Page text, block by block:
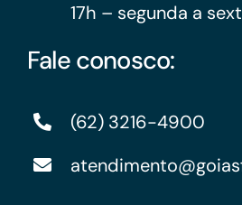
17h – segunda a
Fale conosco:
(62) 3216-4900